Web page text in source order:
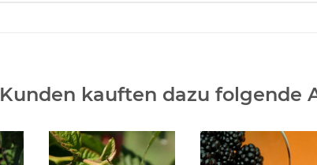
Kunden kauften dazu folgende